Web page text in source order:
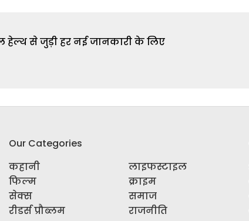
से जुड़ी हर नई जानकारी के लिए
Our Categories
कहानी
फिल्म
सेक्स
रीडर्स प्रौब्लम
लाइफस्टाइल
क्राइम
समाज
राजनीति